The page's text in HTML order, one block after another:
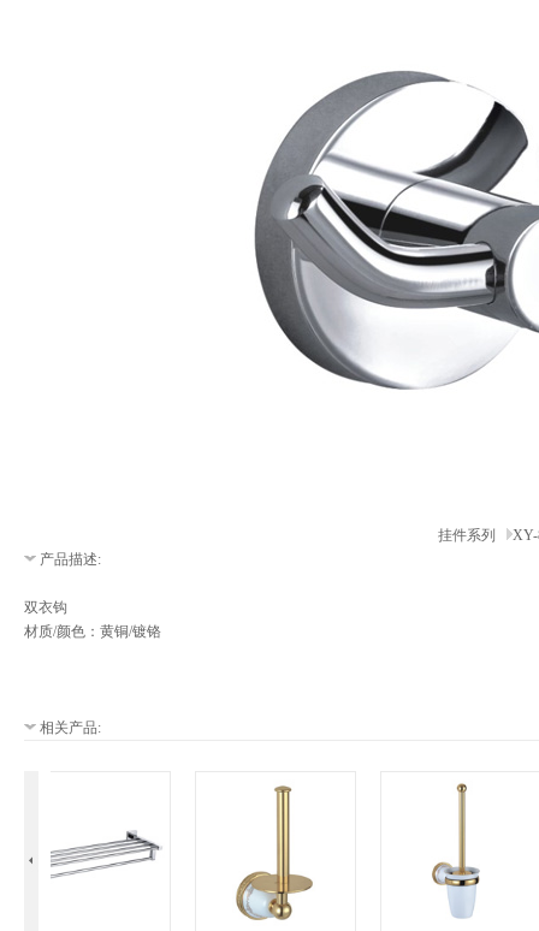
挂件系列
XY-
产品描述:
双衣钩
材质/颜色：黄铜/镀铬
相关产品: